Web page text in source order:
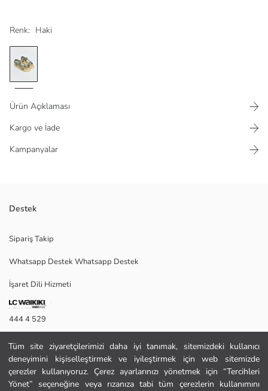
Tüm site ziyaretçilerimizi daha iyi tanımak, sitemizdeki kullanıcı
deneyimini kişiselleştirmek ve iyileştirmek için web sitemizde
çerezler kullanıyoruz. Çerez ayarlarınızı yönetmek için “Tercihleri
Yönet” seçeneğine veya rızanıza tabi tüm çerezlerin kullanımını
Renk: Haki
Ürün Açıklaması
Kargo ve İade
Kampanyalar
tabanı desenli tasarıma sahiptir.
Menşei:
Satıcı:
Marka:
Cinsiyet:
Desen:
Burun Şekli:
Ayakkabı Kapanma Şekli:
Kalıp:
Destek
Sipariş Takip
Whatsapp Destek Whatsapp Destek
İşaret Dili Hizmeti
444 4 529
İletişim Formu
444 4 529